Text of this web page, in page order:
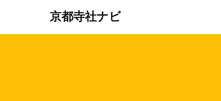
京都寺社ナビ